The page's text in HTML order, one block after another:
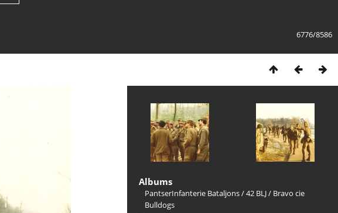
6776/8586
Albums
PantserInfanterie Bataljons/42 BLJ/ Bravo cie
Bulldogs